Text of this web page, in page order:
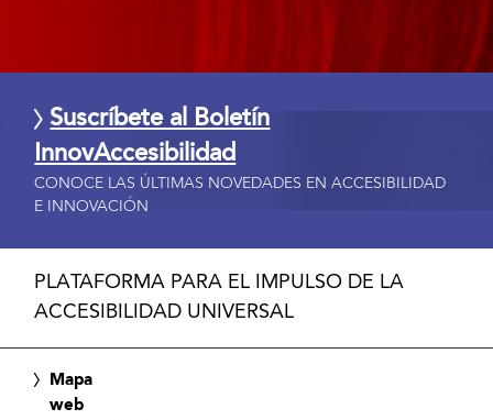
Suscríbete al Boletín
InnovAccesibilidad
CONOCE LAS ÚLTIMAS NOVEDADES EN ACCESIBILIDAD
E INNOVACIÓN
PLATAFORMA PARA EL IMPULSO DE LA
ACCESIBILIDAD UNIVERSAL
Mapa
web